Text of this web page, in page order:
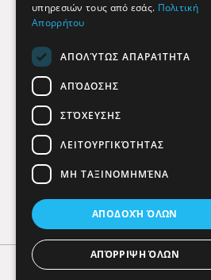
Social Media
υπηρεσιών τους από εσάς. Πολιτική
Απορρήτου
ΑΠΟΛΎΤΩΣ ΑΠΑΡΑΊΤΗΤΑ
ΑΠΌΔΟΣΗΣ
ΣΤΌΧΕΥΣΗΣ
ΛΕΙΤΟΥΡΓΙΚΌΤΗΤΑΣ
ΜΗ ΤΑΞΙΝΟΜΗΜΈΝΑ
ΑΠΟΔΟΧΉ ΌΛΩΝ
ΑΠΌΡΡΙΨΗ ΌΛΩΝ